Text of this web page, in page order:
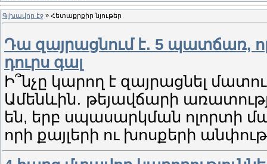
Գլխավոր էջ » Հետաքրքիր նյութեր
Դա զայրացնում է․ 5 պատճառ,
դուրս գալ
Ի՞նչը կարող է զայրացնել
Ամենևին․ թեյավճարի
են, երբ սպասարկման ոլորտի
որի քայլերի ու խոսքերի